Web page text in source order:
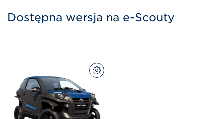
Dostępna wersja na e-Scouty
SKONFIGURUJ